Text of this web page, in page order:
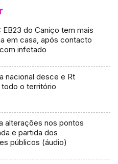
EB23 do Caniço tem mais
em casa, após contacto
infetado
nacional desce e Rt
todo o território
alterações nos pontos
e partida dos
públicos (áudio)